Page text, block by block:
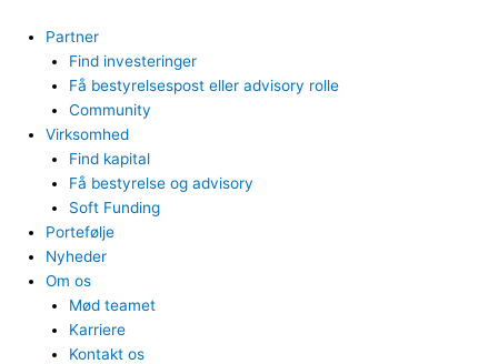
indholdet
Partner
Find investeringer
Få bestyrelsespost eller advisory rolle
Community
Virksomhed
Find kapital
Få bestyrelse og advisory
Soft Funding
Portefølje
Nyheder
Om os
Mød teamet
Karriere
Kontakt os